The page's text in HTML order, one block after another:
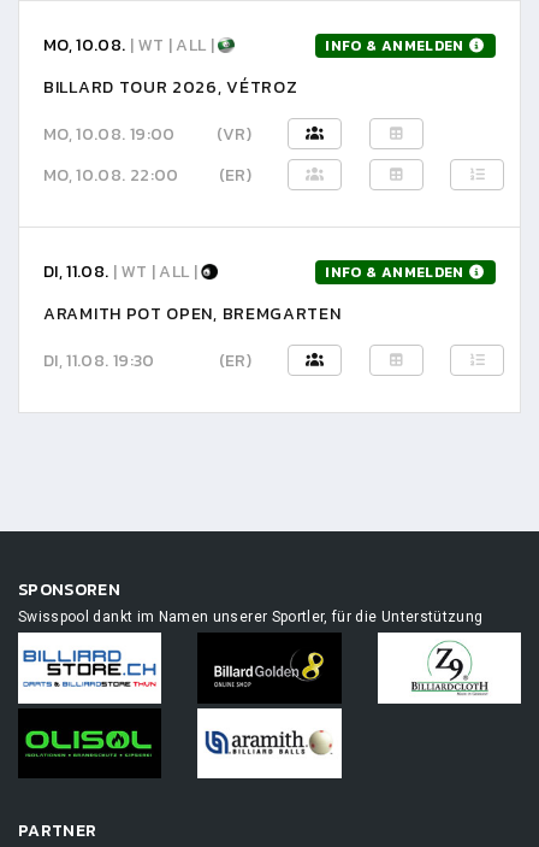
MO, 10.08. | WT | ALL | INFO & ANMELDEN
BILLARD TOUR 2026, VÉTROZ
MO, 10.08. 19:00
(VR)
MO, 10.08. 22:00
(ER)
DI, 11.08. | WT | ALL | INFO & ANMELDEN
ARAMITH POT OPEN, BREMGARTEN
DI, 11.08. 19:30
(ER)
SPONSOREN
Swisspool dankt im Namen unserer Sportler, für die Unterstützung
PARTNER